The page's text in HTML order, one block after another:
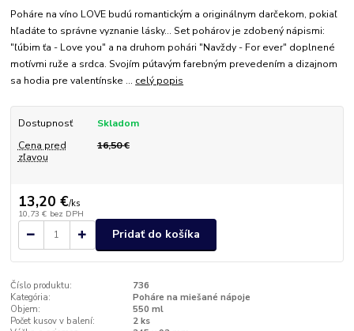
Poháre na víno LOVE budú romantickým a originálnym darčekom, pokiaľ
hľadáte to správne vyznanie lásky... Set pohárov je zdobený nápismi:
"ľúbim ťa - Love you" a na druhom pohári "Navždy - For ever" doplnené
motívmi ruže a srdca. Svojím pútavým farebným prevedením a dizajnom
sa hodia pre valentínske ... celý popis
Dostupnosť
Skladom
Cena pred
zľavou
16,50 €
13,20 €/ks
10,73 € bez DPH
Pridať do košíka
Číslo produktu:
736
Kategória:
Poháre na miešané nápoje
Objem:
550 ml
Počet kusov v balení:
2 ks